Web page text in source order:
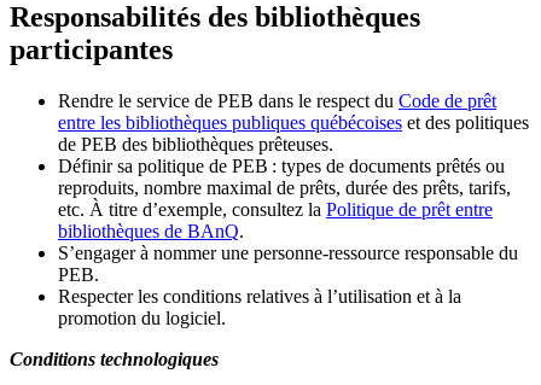
Responsabilités des bibliothèques
participantes
Rendre le service de PEB dans le respect du Code de prêt
entre les bibliothèques publiques québécoises et des politiques
de PEB des bibliothèques prêteuses.
Définir sa politique de PEB : types de documents prêtés ou
reproduits, nombre maximal de prêts, durée des prêts, tarifs,
etc. À titre d’exemple, consultez la Politique de prêt entre
bibliothèques de BAnQ.
S’engager à nommer une personne-ressource responsable du
PEB.
Respecter les conditions relatives à l’utilisation et à la
promotion du logiciel.
Conditions technologiques